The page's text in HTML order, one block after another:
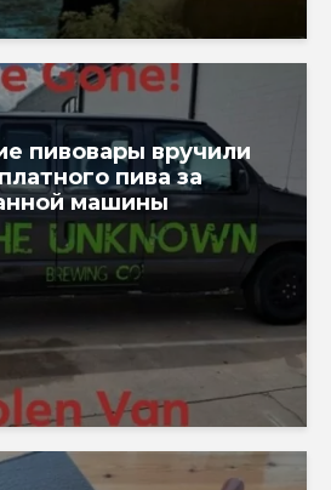
пивовары вручили
пива за
машины